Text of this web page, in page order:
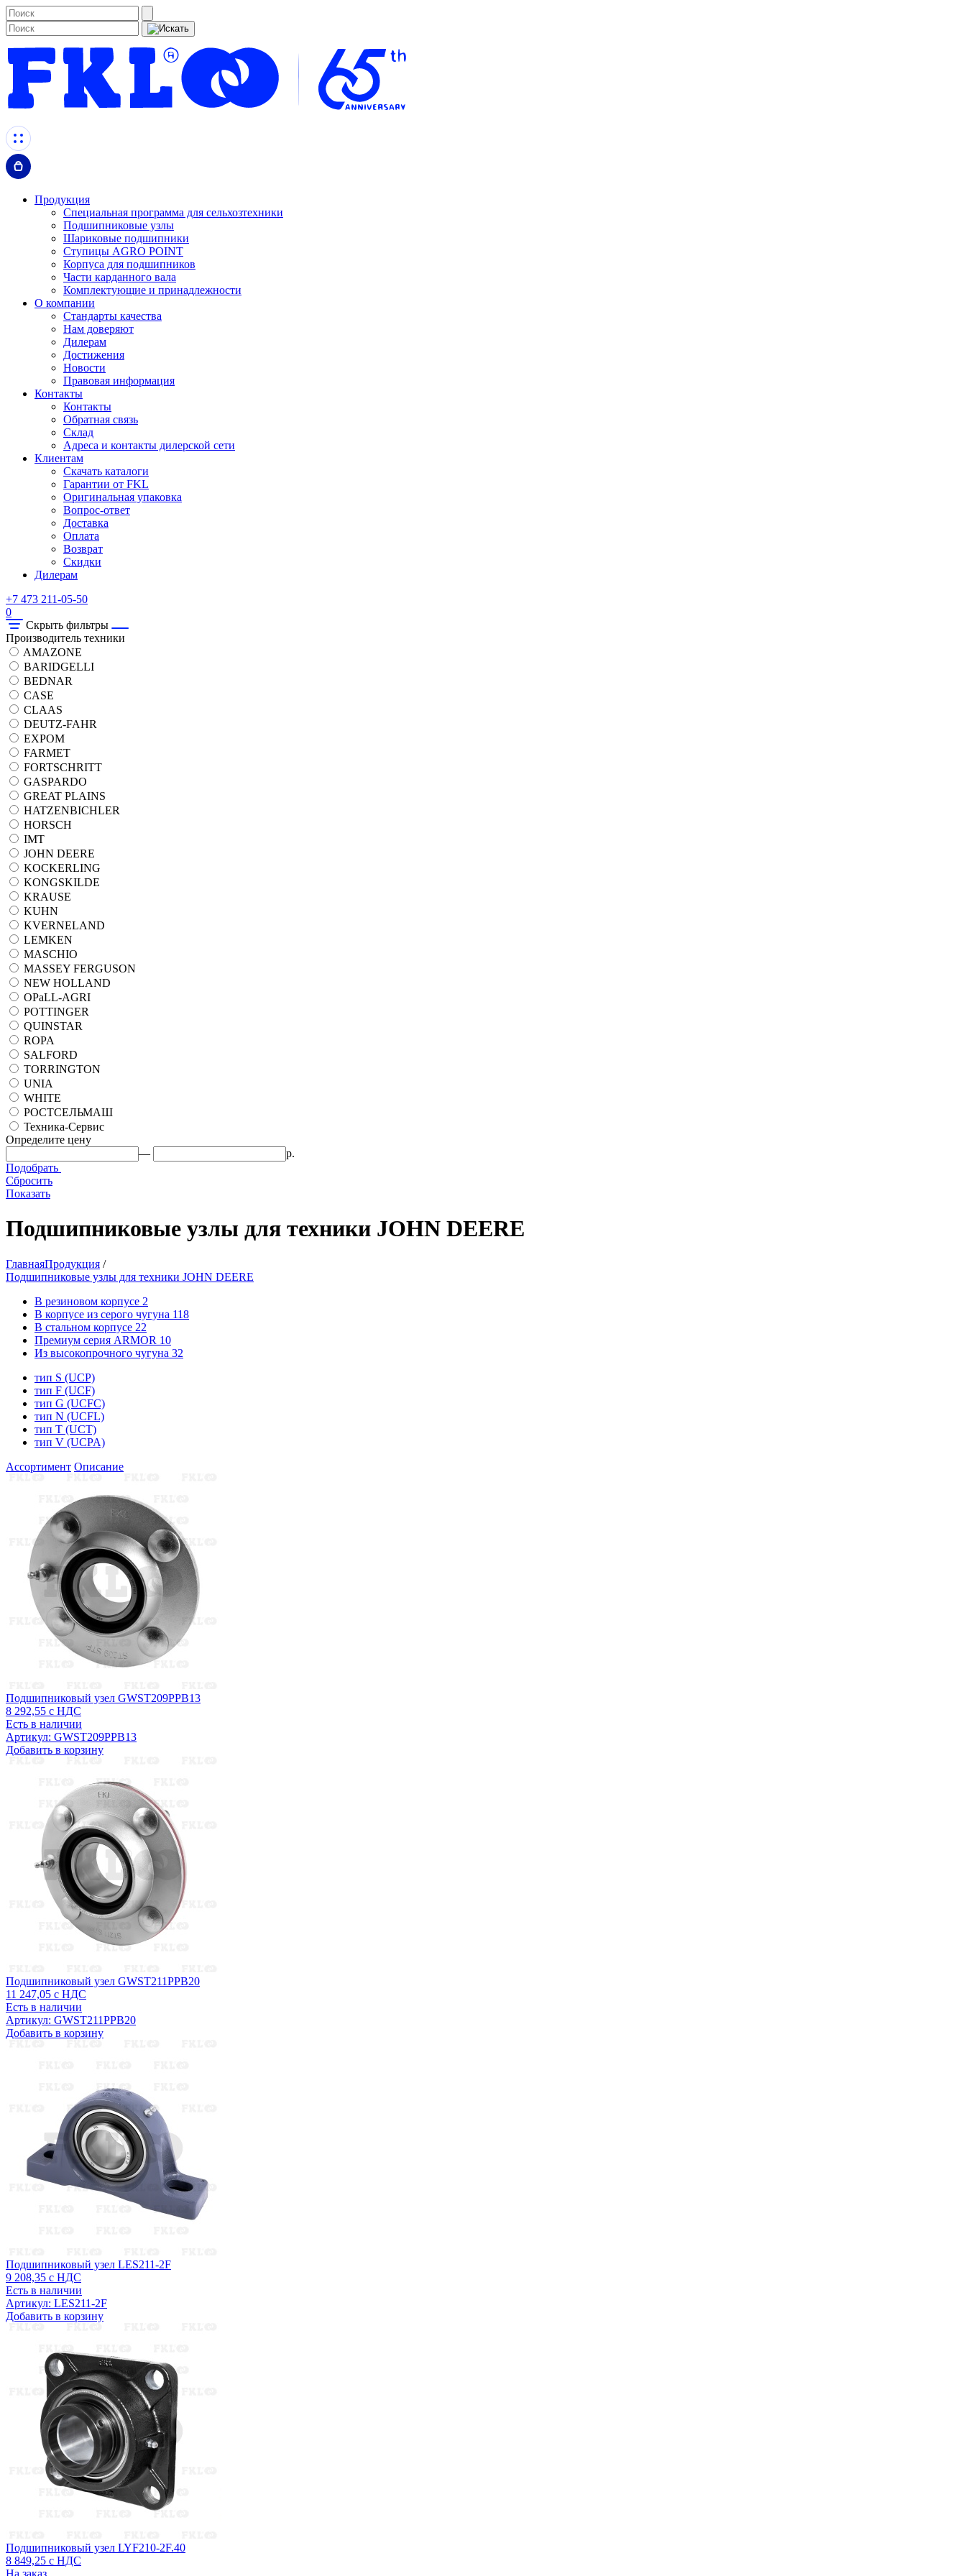
Продукция
Специальная программа для сельхозтехники
Подшипниковые узлы
Шариковые подшипники
Ступицы AGRO POINT
Корпуса для подшипников
Части карданного вала
Комплектующие и принадлежности
О компании
Стандарты качества
Нам доверяют
Дилерам
Достижения
Новости
Правовая информация
Контакты
Контакты
Обратная связь
Склад
Адреса и контакты дилерской сети
Клиентам
Скачать каталоги
Гарантии от FKL
Оригинальная упаковка
Вопрос-ответ
Доставка
Оплата
Возврат
Скидки
Дилерам
+7 473 211-05-50
0
Скрыть фильтры
Производитель техники
AMAZONE
BARIDGELLI
BEDNAR
CASE
CLAAS
DEUTZ-FAHR
EXPOM
FARMET
FORTSCHRITT
GASPARDO
GREAT PLAINS
HATZENBICHLER
HORSCH
IMT
JOHN DEERE
KOCKERLING
KONGSKILDE
KRAUSE
KUHN
KVERNELAND
LEMKEN
MASCHIO
MASSEY FERGUSON
NEW HOLLAND
OPaLL-AGRI
POTTINGER
QUINSTAR
ROPA
SALFORD
TORRINGTON
UNIA
WHITE
РОСТСЕЛЬМАШ
Техника-Сервис
Определите цену
—
р.
Подобрать
Сбросить
Показать
Подшипниковые узлы для техники JOHN DEERE
ГлавнаяПродукция /
Подшипниковые узлы для техники JOHN DEERE
В резиновом корпусе 2
В корпусе из серого чугуна 118
В стальном корпусе 22
Премиум серия ARMOR 10
Из высокопрочного чугуна 32
тип S (UCP)
тип F (UCF)
тип G (UCFC)
тип N (UCFL)
тип T (UCT)
тип V (UCPA)
Ассортимент Описание
Подшипниковый узел GWST209PPB13
8 292,55 с НДС
Есть в наличии
Артикул: GWST209PPB13
Добавить в корзину
Подшипниковый узел GWST211PPB20
11 247,05 с НДС
Есть в наличии
Артикул: GWST211PPB20
Добавить в корзину
Подшипниковый узел LES211-2F
9 208,35 с НДС
Есть в наличии
Артикул: LES211-2F
Добавить в корзину
Подшипниковый узел LYF210-2F.40
8 849,25 с НДС
На заказ